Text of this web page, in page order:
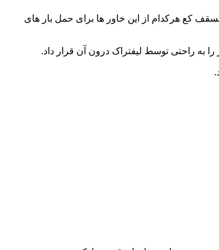
کع هرکدام از این خاور ها برای حمل بار های
به راحتی توسط لیفتراک درون آن قرار داد.